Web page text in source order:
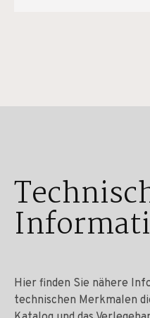
Hier finden Sie nähere
technischen Merkmalen